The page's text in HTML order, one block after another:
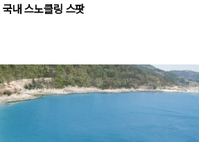
국내 스노클링 스팟